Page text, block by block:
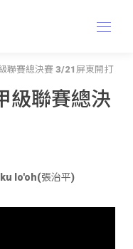
聯賽總決賽 3/21屏東開打
級聯賽總決
Iku lo'oh(張治平)